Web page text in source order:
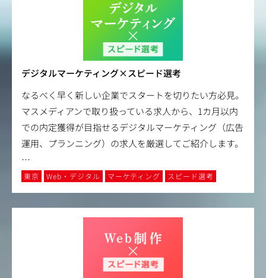
デジタルマーケティング×スピード選考
なるべく早く新しい企業でスタートを切りたい方必見。
マスメディアンで取り扱っている求人から、1カ月以内
での内定獲得が目指せるデジタルマーケティング（広告
運用、プランニング）の求人を厳選してご紹介します。
…
東京 Web・デジタル マーケティング スピード選考